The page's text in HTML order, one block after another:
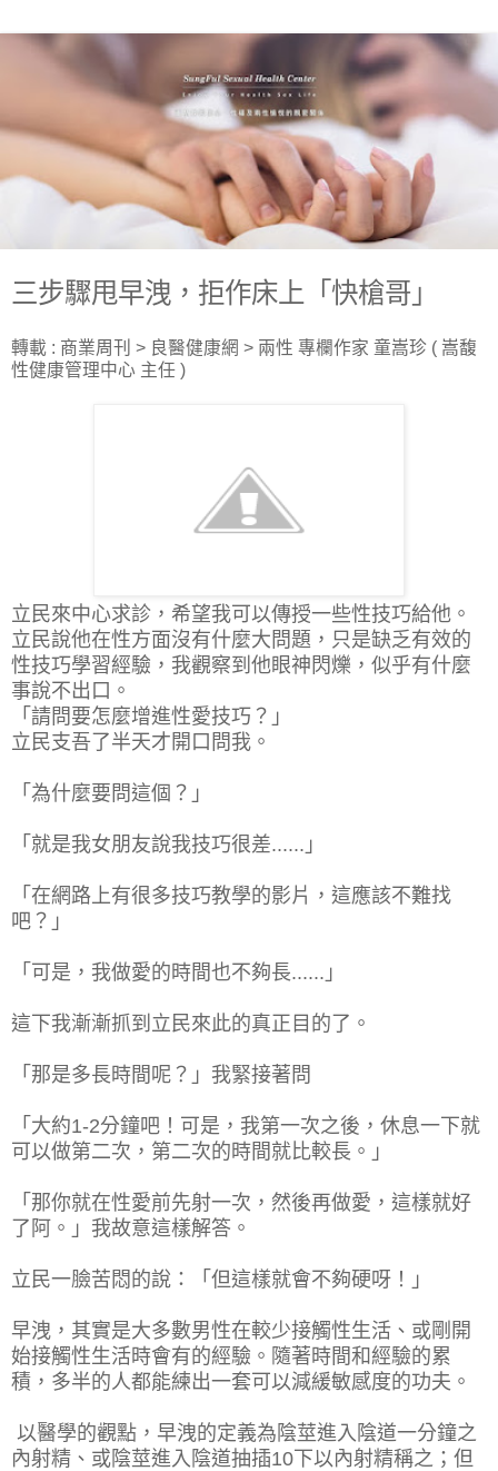
三步驟甩早洩，拒作床上「快槍哥」
轉載 : 商業周刊 > 良醫健康網 > 兩性 專欄作家 童嵩珍 ( 嵩馥
性健康管理中心 主任 )
立民來中心求診，希望我可以傳授一些性技巧給他。
立民說他在性方面沒有什麼大問題，只是缺乏有效的
性技巧學習經驗，我觀察到他眼神閃爍，似乎有什麼
事說不出口。
「請問要怎麼增進性愛技巧？」
立民支吾了半天才開口問我。
「為什麼要問這個？」
「就是我女朋友說我技巧很差......」
「在網路上有很多技巧教學的影片，這應該不難找
吧？」
「可是，我做愛的時間也不夠長......」
這下我漸漸抓到立民來此的真正目的了。
「那是多長時間呢？」我緊接著問
「大約1-2分鐘吧！可是，我第一次之後，休息一下就
可以做第二次，第二次的時間就比較長。」
「那你就在性愛前先射一次，然後再做愛，這樣就好
了阿。」我故意這樣解答。
立民一臉苦悶的說：「但這樣就會不夠硬呀！」
早洩，其實是大多數男性在較少接觸性生活、或剛開
始接觸性生活時會有的經驗。隨著時間和經驗的累
積，多半的人都能練出一套可以減緩敏感度的功夫。
以醫學的觀點，早洩的定義為陰莖進入陰道一分鐘之
內射精、或陰莖進入陰道抽插10下以內射精稱之；但